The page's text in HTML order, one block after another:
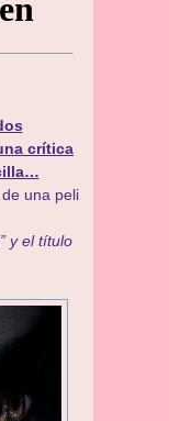
crítica
una peli
y el título